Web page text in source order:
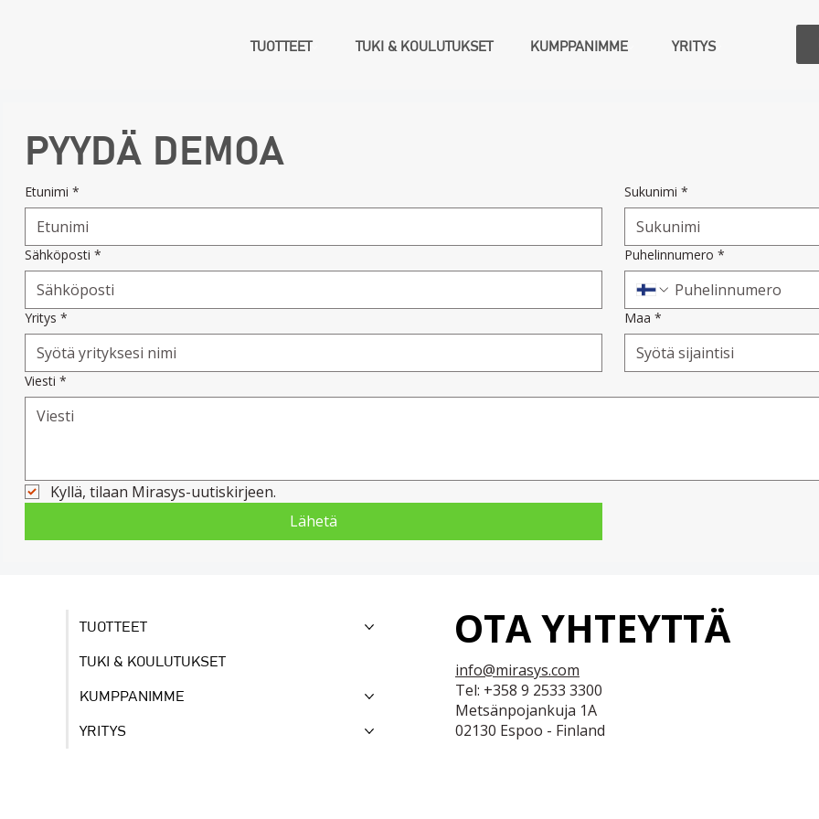
TUOTTEET TUKI & KOULUTUKSET KUMPPANIMME YRITYS
PYYDÄ DEMOA
Etunimi * Sukunimi *
Sähköposti * Puhelinnumero *
Yritys * Maa *
Viesti *
Kyllä, tilaan Mirasys-uutiskirjeen.
Lähetä
TUOTTEET
TUKI & KOULUTUKSET
KUMPPANIMME
YRITYS
OTA YHTEYTTÄ
info@mirasys.com
Tel: +358 9 2533 3300
Metsänpojankuja 1A
02130 Espoo - Finland